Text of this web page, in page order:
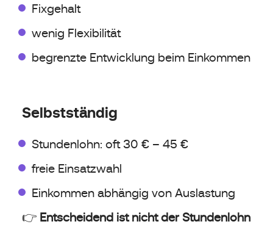
Fixgehalt
wenig Flexibilität
begrenzte Entwicklung beim Einkommen
Selbstständig
Stundenlohn: oft 30 € – 45 €
freie Einsatzwahl
Einkommen abhängig von Auslastung
👉 Entscheidend ist nicht der Stundenlohn